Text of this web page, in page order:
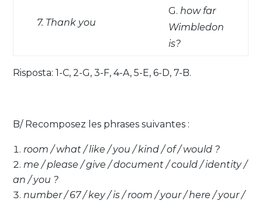
7. Thank you
G.how far
Wimbledon
is?
Risposta: 1-C, 2-G, 3-F, 4-A, 5-E, 6-D, 7-B.
B/ Recomposez les phrases suivantes :
room / what / like / you / kind / of / would ?
me / please / give / document / could / identity /
an / you ?
number / 67 / key / is / room / your / here / your /